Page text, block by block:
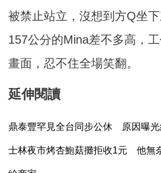
被禁止站立，沒想到方Q坐
157公分的Mina差不多高，
畫面，忍不住全場笑翻。
延伸閱讀
鼎泰豐罕見全台同步公休 原因曝光
士林夜市烤杏鮑菇攤拒收1元 他無